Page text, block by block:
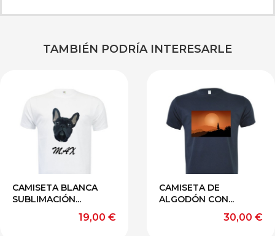
TAMBIÉN PODRÍA INTERESARLE
CAMISETA BLANCA
SUBLIMACIÓN...
Precio
19,00 €
amarilloarenaCELESTEBURDEO
CAMISETA DE
ALGODÓN CON...
Precio
30,00 €